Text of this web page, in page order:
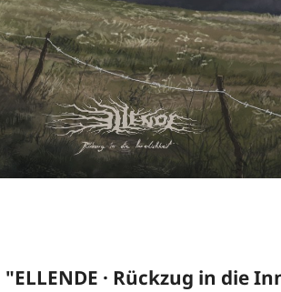
· Rückzug in die